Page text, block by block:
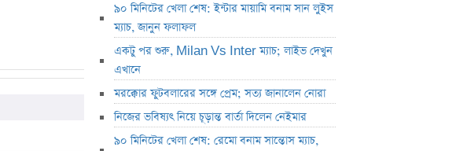
৯০ মিনিটের খেলা শেষ: ইন্টার মায়ামি বনাম সান লুইস
ম্যাচ, জানুন ফলাফল
একটু পর শুরু, Milan Vs Inter ম্যাচ; লাইভ দেখুন
এখানে
মরক্কোর ফুটবলারের সঙ্গে প্রেম; সত্য জানালেন নোরা
নিজের ভবিষ্যৎ নিয়ে চূড়ান্ত বার্তা দিলেন নেইমার
৯০ মিনিটের খেলা শেষ: রেমো বনাম সান্তোস ম্যাচ,